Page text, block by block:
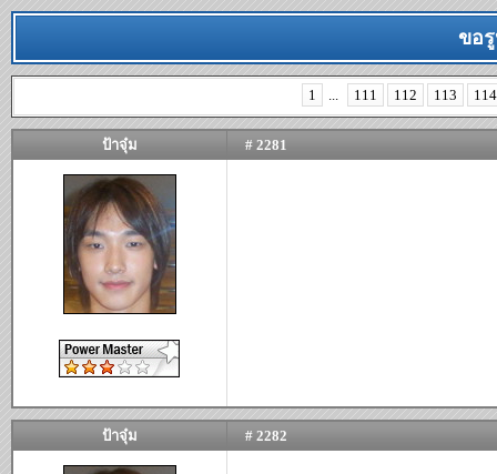
ขอ
1 111 112 113 114
ป้าจุ๋ม # 2281
ป้าจุ๋ม # 2282